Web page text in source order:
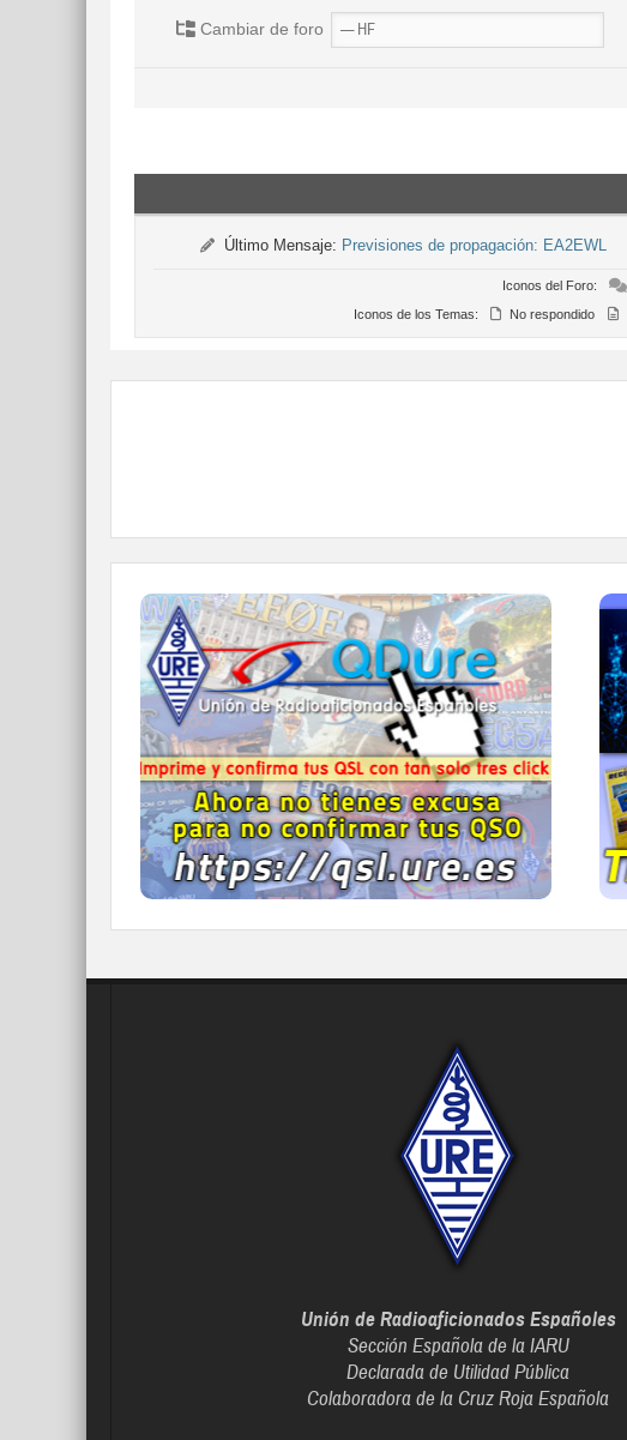
Cambiar de foro
Último Mensaje: Previsiones de propagación: EA2EWL
Iconos del Foro:
Iconos de los Temas:
No respondido
QDURE - https://qsl.ure.es
Imprime y confirma tus QSL en tan solo tres
click.
Nunca fue tan fácil y cómodo
el confirmar tus contactos.
IR A QDURE
Unión de Radioaficionados Españoles
Sección Española de la IARU
Declarada de Utilidad Pública
Colaboradora de la Cruz Roja Española